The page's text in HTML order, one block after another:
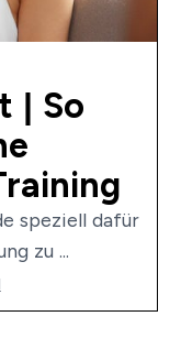
| So
speziell dafür
zu ...